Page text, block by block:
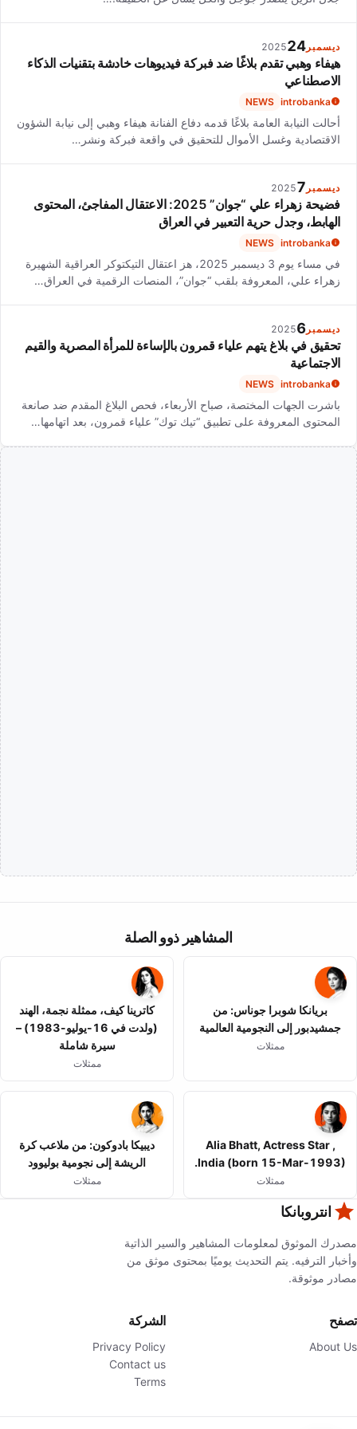
ديسمبر 24
2025
هيفاء وهبي تقدم بلاغًا ضد فبركة فيديوهات خادشة بتقنيات الذكاء
الاصطناعي
introbanka
NEWS
أحالت النيابة العامة بلاغًا قدمه دفاع الفنانة هيفاء وهبي إلى نيابة الشؤون
الاقتصادية وغسل الأموال للتحقيق في واقعة فبركة ونشر…
ديسمبر 7
2025
فضيحة زهراء علي “جوان” 2025: الاعتقال المفاجئ، المحتوى
الهابط، وجدل حرية التعبير في العراق
introbanka
NEWS
في مساء يوم 3 ديسمبر 2025، هز اعتقال التيكتوكر العراقية الشهيرة
زهراء علي، المعروفة بلقب “جوان”، المنصات الرقمية في العراق…
ديسمبر 6
2025
تحقيق في بلاغ يتهم علياء قمرون بالإساءة للمرأة المصرية والقيم
الاجتماعية
introbanka
NEWS
باشرت الجهات المختصة، صباح الأربعاء، فحص البلاغ المقدم ضد صانعة
المحتوى المعروفة على تطبيق “تيك توك” علياء قمرون، بعد اتهامها…
المشاهير ذوو الصلة
بريانكا شوبرا جوناس: من
جمشيدبور إلى النجومية العالمية
ممثلات
كاترينا كيف، ممثلة نجمة، الهند
(ولدت في 16-يوليو-1983) –
سيرة شاملة
ممثلات
Alia Bhatt, Actress Star ,
India (born 15-Mar-1993).
ممثلات
ديبيكا بادوكون: من ملاعب كرة
الريشة إلى نجومية بوليوود
ممثلات
انتروبانكا
مصدرك الموثوق لمعلومات المشاهير والسير الذاتية
وأخبار الترفيه. يتم التحديث يوميًا بمحتوى موثق من
مصادر موثوقة.
تصفح
About Us
الشركة
Privacy Policy
Contact us
Terms